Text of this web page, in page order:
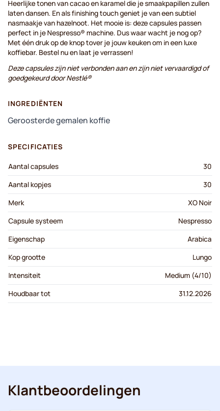
Heerlijke tonen van cacao en karamel die je smaakpapillen zullen
laten dansen. En als finishing touch geniet je van een subtiel
nasmaakje van hazelnoot. Het mooie is: deze capsules passen
perfect in je Nespresso® machine. Dus waar wacht je nog op?
Met één druk op de knop tover je jouw keuken om in een luxe
koffiebar. Bestel nu en laat je verrassen!
Deze capsules zijn niet verbonden aan en zijn niet vervaardigd of
goedgekeurd door Nestlé®
INGREDIËNTEN
Geroosterde gemalen koffie
SPECIFICATIES
Aantal capsules
30
Aantal kopjes
30
Merk
XO Noir
Capsule systeem
Nespresso
Eigenschap
Arabica
Kop grootte
Lungo
Intensiteit
Medium (4/10)
Houdbaar tot
31.12.2026
Klantbeoordelingen